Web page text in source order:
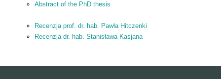
Abstract of the PhD thesis
Recenzja prof. dr. hab. Pawła Hitczenki
Recenzja dr. hab. Stanisława Kasjana